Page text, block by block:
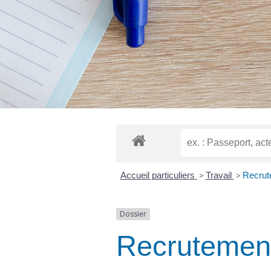
Accueil particuliers > Travail >
Dossier